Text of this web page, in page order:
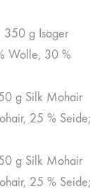
g Isager
Wolle, 30 %
g Silk Mohair
25 % Seide;
g Silk Mohair
25 % Seide;